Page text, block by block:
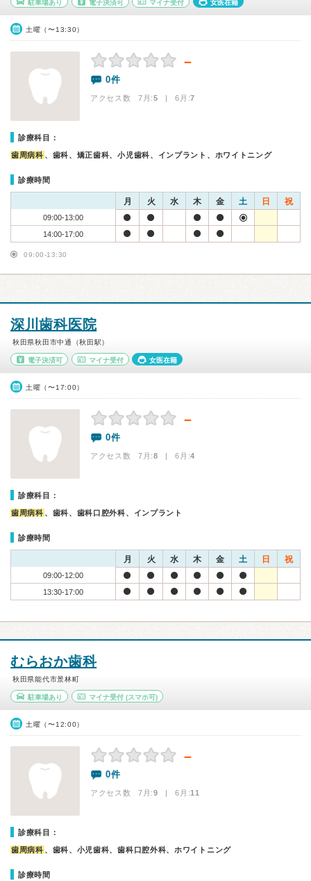
駐車場あり 電子決済可 マイナ受付 女医在籍
土曜（〜13:30）
－
0件
アクセス数 7月:5 | 6月:7
診療科目：
歯周病科 、歯科、矯正歯科、小児歯科、インプラント、ホワイトニング
診療時間
月 火 水 木 金 土 日 祝
09:00-13:00
14:00-17:00
09:00-13:30
深川歯科医院
秋田県秋田市中通（秋田駅）
電子決済可 マイナ受付 女医在籍
土曜（〜17:00）
－
0件
アクセス数 7月:8 | 6月:4
診療科目：
歯周病科 、歯科、歯科口腔外科、インプラント
診療時間
月 火 水 木 金 土 日 祝
09:00-12:00
13:30-17:00
むらおか歯科
秋田県能代市景林町
駐車場あり マイナ受付(スマホ可)
土曜（〜12:00）
－
0件
アクセス数 7月:9 | 6月:11
診療科目：
歯周病科 、歯科、小児歯科、歯科口腔外科、ホワイトニング
診療時間